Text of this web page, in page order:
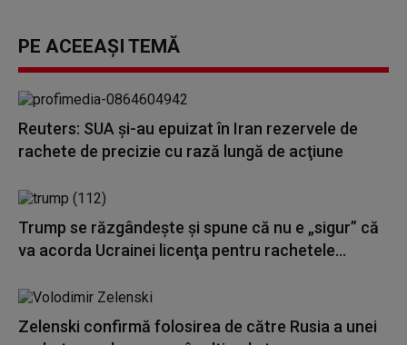
PE ACEEAȘI TEMĂ
Reuters: SUA şi-au epuizat în Iran rezervele de
rachete de precizie cu rază lungă de acţiune
Trump se răzgândește și spune că nu e „sigur” că
va acorda Ucrainei licenţa pentru rachetele...
Zelenski confirmă folosirea de către Rusia a unei